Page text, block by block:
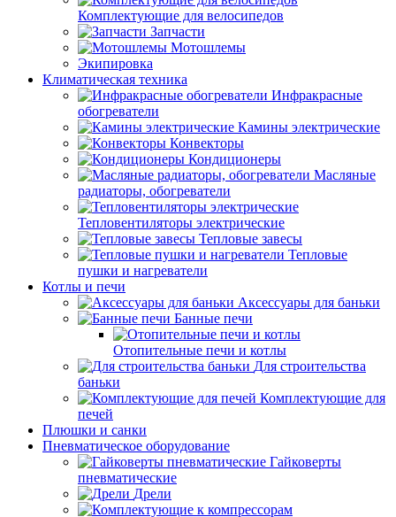
Комплектующие для велосипедов
Запчасти
Мотошлемы
Экипировка
Климатическая техника
Инфракрасные
обогреватели
Камины электрические
Конвекторы
Кондиционеры
Масляные
радиаторы, обогреватели
Тепловентиляторы электрические
Тепловые завесы
Тепловые
пушки и нагреватели
Котлы и печи
Аксессуары для баньки
Банные печи
Отопительные печи и котлы
Для строительства
баньки
Комплектующие для
печей
Плюшки и санки
Пневматическое оборудование
Гайковерты
пневматические
Дрели